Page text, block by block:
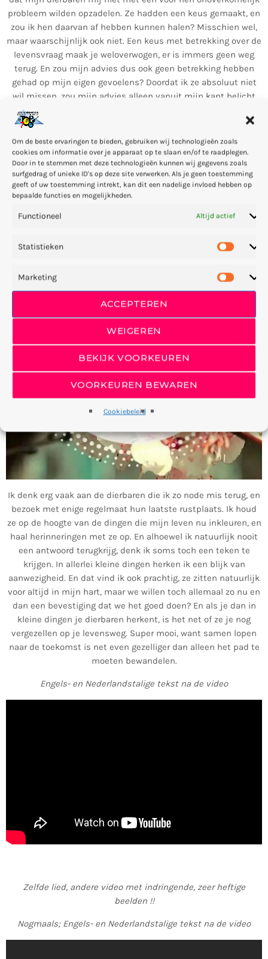
Om de beste ervaringen te bieden, gebruiken wij technologieën zoals
cookies om informatie over je apparaat op te slaan en/of te raadplegen.
Door in te stemmen met deze technologieën kunnen wij gegevens zoals
surfgedrag of unieke ID's op deze site verwerken. Als je geen toestemming
geeft of uw toestemming intrekt, kan dit een nadelige invloed hebben op
bepaalde functies en mogelijkheden.
Functioneel Altijd actief
Statistieken
Marketing
ACCEPTEREN
WEIGEREN
BEKIJK VOORKEUREN
VOORKEUREN BEWAREN
Cookiebeleid
probleem wilden opzadelen. Ze hadden een keus gemaakt, en
zou ik hen daarvan af hebben kunnen halen? Misschien wel,
maar waarschijnlijk ook niet. Een keus met betrekking over de
levensvraag maak je weloverwogen, er is immers geen weg
terug. En zou mijn advies dus ook geen betrekking hebben
gehad op mijn eigen gevoelens? Doordat ik ze absoluut niet
wil missen, zou mijn advies alleen vanuit mijn kant belicht
worden. En dat is denk ik de reden dat mensen zich niet
melden bij hun naasten met een dergelijke vraag, we zullen
immers nooit hun kant kiezen? Doordat we zelfdoding
natuurlijk ten koste van alles willen voorkomen, zullen we
duidelijk geen objectief antwoord kunnen geven, maar
misschien egoïstisch alleen onze eigen gevoelens laten
meespelen, en hun gevoelens dan naar de achtergrond
Ik denk erg vaak aan de dierbaren die ik zo node mis terug, en
bezoek met enige regelmaat hun laatste rustplaats. Ik houd
ze op de hoogte van de dingen die mijn leven nu inkleuren, en
haal herinneringen met ze op. En alhoewel ik natuurlijk nooit
een antwoord terugkrijg, denk ik soms toch een teken te
krijgen. In allerlei kleine dingen herken ik een blijk van
aanwezigheid. En dat vind ik ook prachtig, ze zitten natuurlijk
voor altijd in mijn hart, maar we willen toch allemaal zo nu en
dan een bevestiging dat we het goed doen? En als je dan in
kleine dingen je dierbaren herkent, is het net of ze je nog
vergezellen op je levensweg. Super mooi, want samen lopen
naar de toekomst is net even gezelliger dan alleen het pad te
moeten bewandelen.
Engels- en Nederlandstalige tekst na de video
Zelfde lied, andere video met indringende, zeer heftige
beelden !!
Nogmaals; Engels- en Nederlandstalige tekst na de video